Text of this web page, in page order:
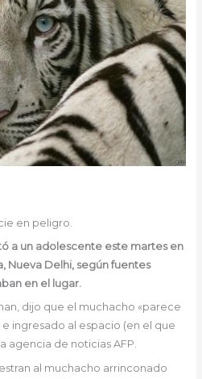
en peligro.
a un adolescente este martes en
Nueva Delhi, según fuentes
en el lugar.
dijo que el muchacho «parece
ingresado al espacio (en el que
agencia de noticias AFP.
al muchacho arrinconado